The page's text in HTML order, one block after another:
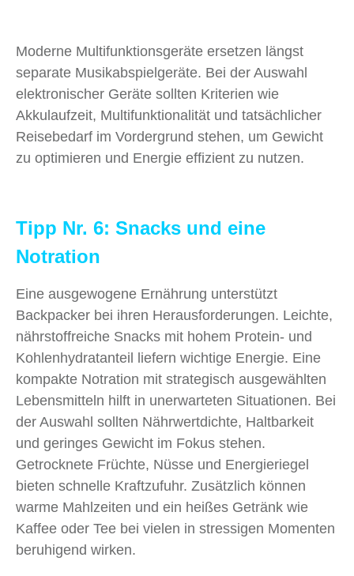
Moderne Multifunktionsgeräte ersetzen längst
separate Musikabspielgeräte. Bei der Auswahl
elektronischer Geräte sollten Kriterien wie
Akkulaufzeit, Multifunktionalität und tatsächlicher
Reisebedarf im Vordergrund stehen, um Gewicht
zu optimieren und Energie effizient zu nutzen.
Tipp Nr. 6: Snacks und eine
Notration
Eine ausgewogene Ernährung unterstützt
Backpacker bei ihren Herausforderungen. Leichte,
nährstoffreiche Snacks mit hohem Protein- und
Kohlenhydratanteil liefern wichtige Energie. Eine
kompakte Notration mit strategisch ausgewählten
Lebensmitteln hilft in unerwarteten Situationen. Bei
der Auswahl sollten Nährwertdichte, Haltbarkeit
und geringes Gewicht im Fokus stehen.
Getrocknete Früchte, Nüsse und Energieriegel
bieten schnelle Kraftzufuhr. Zusätzlich können
warme Mahlzeiten und ein heißes Getränk wie
Kaffee oder Tee bei vielen in stressigen Momenten
beruhigend wirken.